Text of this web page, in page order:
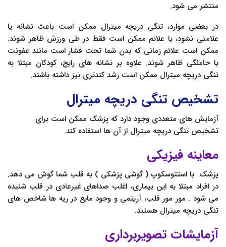
منتشر می شود.
در بعضی موارد، تنگی دریچه میترال ممکن است باعث نشانه یا
علامتی نشود، یا علائم ممکن است فقط در طی ورزش ظاهر شوند.
ممکن است علائم زمانی که بدن شما تحت فشار است مانند عفونت
یا حاملگی ظاهر شوند. علاوه بر نشانه های رایج، کودکان مبتلا به
تنگی دریچه میترال ممکن است رشد کندتری نیز داشته باشند.
تشخیص تنگی دریچه میترال
آزمایش های متعددی وجود دارد که پزشک ممکن است برای
تشخیص تنگی دریچه میترال از آن ها استفاده کند.
معاینه فیزیکی
پزشک با استتوسکوپ ( گوشی پزشکی ) به قلب شما گوش می دهد.
در افراد مبتلا به این بیماری، اغلب صداهای غیرعادی در قلب شنیده
می شود . مور مور قلب، آریتمی و وجود مایع در ریه ها شاخص های
تنگی دریچه میترال هستند.
آزمایشات تصویربرداری